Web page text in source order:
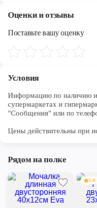
Оценки и отзывы
Поставьте вашу оценку
Условия
Информацию по наличию и
супермаркетах и
"Сообщения" или по
Цены действительны при
Рядом на полке
5.0